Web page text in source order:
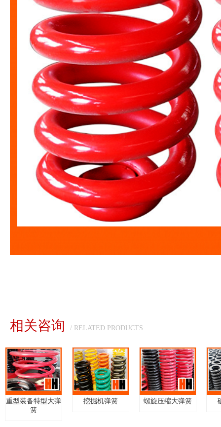
相关咨询 / RELATED PRODUCTS
重型装备特型大弹
簧
挖掘机弹簧 螺旋压缩大弹簧